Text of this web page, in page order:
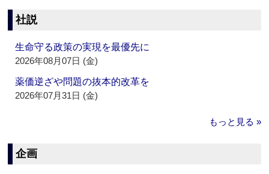
社説
生命守る政策の実現を最優先に
2026年08月07日 (金)
薬価逆ざや問題の抜本的改革を
2026年07月31日 (金)
もっと見る »
企画